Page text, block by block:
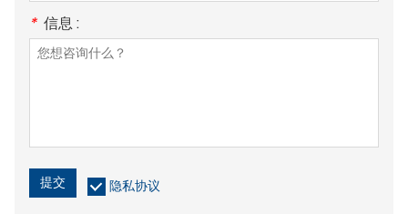
* 信息 :
提交 隐私协议